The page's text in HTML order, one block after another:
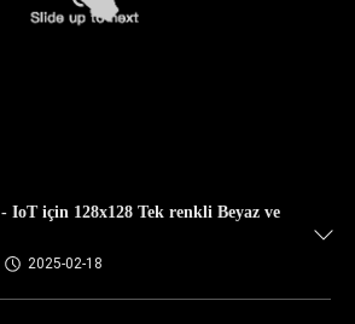
IoT için 128x128 Tek renkli Beyaz ve
2025-02-18